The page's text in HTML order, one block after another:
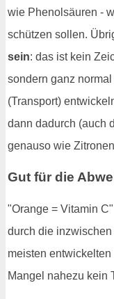
wie Phenolsäuren -
schützen sollen.
sein: das ist kein
sondern ganz
(Transport)
dann dadurch (auch
genauso wie
Gut für die
"Orange = Vitamin
durch die
meisten
Mangel nahezu kein